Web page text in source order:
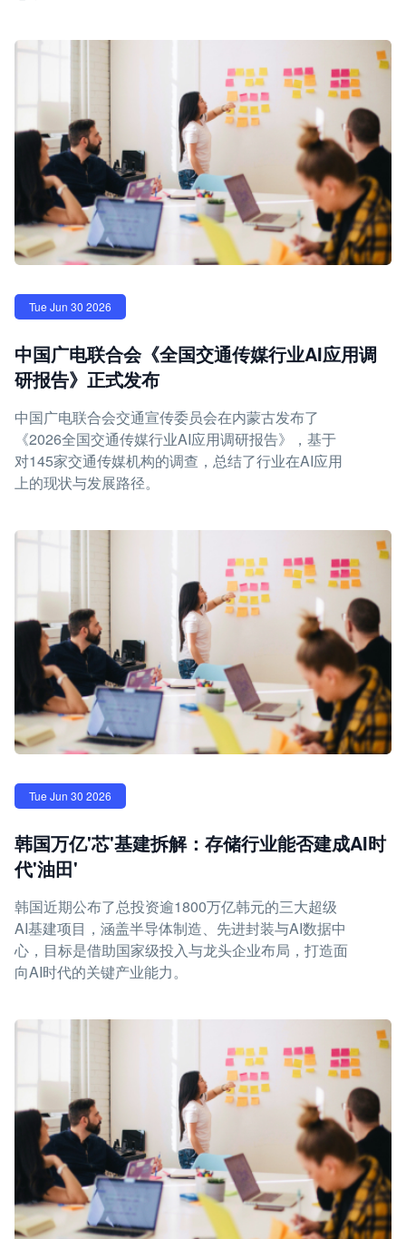
Tue Jun 30 2026
中国广电联合会《全国交通传媒行业AI应用调
研报告》正式发布
中国广电联合会交通宣传委员会在内蒙古发布了
《2026全国交通传媒行业AI应用调研报告》，基于
对145家交通传媒机构的调查，总结了行业在AI应用
上的现状与发展路径。
Tue Jun 30 2026
韩国万亿'芯'基建拆解：存储行业能否建成AI时
代'油田'
韩国近期公布了总投资逾1800万亿韩元的三大超级
AI基建项目，涵盖半导体制造、先进封装与AI数据中
心，目标是借助国家级投入与龙头企业布局，打造面
向AI时代的关键产业能力。